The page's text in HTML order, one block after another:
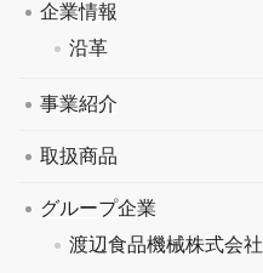
企業情報
沿革
事業紹介
取扱商品
グループ企業
渡辺食品機械株式会社